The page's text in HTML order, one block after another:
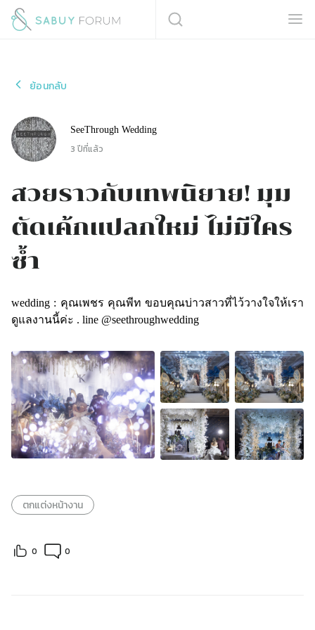
ย้อนกลับ
SeeThrough Wedding
3 ปีที่แล้ว
สวยราวกับเทพนิยาย! มุม
ตัดเค้กแปลกใหม่ ไม่มีใคร
ซ้ำ
wedding : คุณเพชร คุณพีท ขอบคุณบ่าวสาวที่ไว้วางใจให้เรา
ดูแลงานนี้ค่ะ . line @seethroughwedding
ตกแต่งหน้างาน
0 0